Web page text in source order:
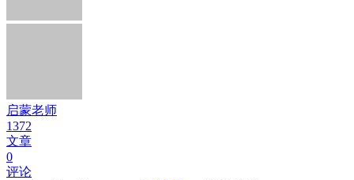
启蒙老师
1372
文章
0
评论